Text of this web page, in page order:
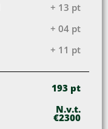
+ 13 pt
+ 04 pt
+ 11 pt
193 pt
N.v.t.
€2300